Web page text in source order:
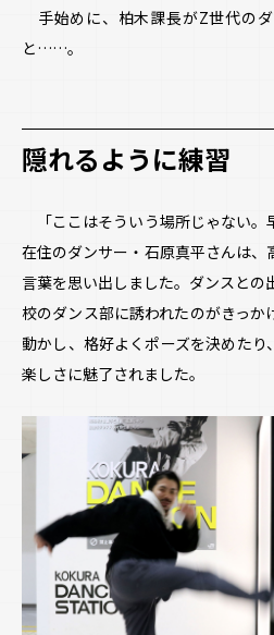
手始めに、柏木課長がZ世代の
と……。
隠れるように練習
「ここはそういう場所じゃない。
在住のダンサー・石原真平さんは
言葉を思い出しました。ダンスと
校のダンス部に誘われたのがきっ
動かし、格好よくポーズを決めた
楽しさに魅了されました。